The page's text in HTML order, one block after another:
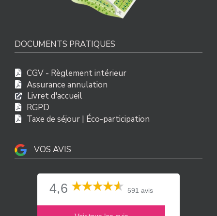
DOCUMENTS PRATIQUES
CGV - Règlement intérieur
Assurance annulation
Livret d'accueil
RGPD
Taxe de séjour | Éco-participation
VOS AVIS
4,6 591 avis